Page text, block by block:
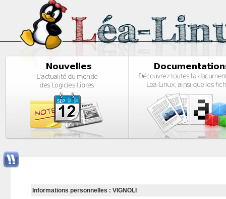
Informations personnelles : VIGNOLI